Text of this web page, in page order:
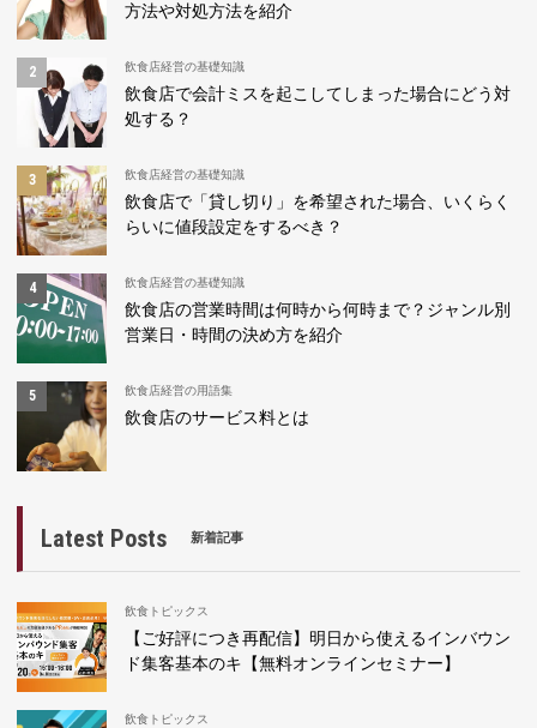
方法や対処方法を紹介
飲食店経営の基礎知識
飲食店で会計ミスを起こしてしまった場合にどう対
処する？
飲食店経営の基礎知識
飲食店で「貸し切り」を希望された場合、いくらく
らいに値段設定をするべき？
飲食店経営の基礎知識
飲食店の営業時間は何時から何時まで？ジャンル別
営業日・時間の決め方を紹介
飲食店経営の用語集
飲食店のサービス料とは
Latest Posts 新着記事
飲食トピックス
【ご好評につき再配信】明日から使えるインバウン
ド集客基本のキ【無料オンラインセミナー】
飲食トピックス